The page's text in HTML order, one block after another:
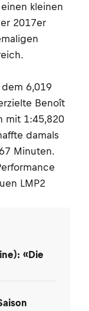
kleinen
2017er
6,019
Benoît
mit 1:45,820
damals
Minuten.
LMP2
«Die